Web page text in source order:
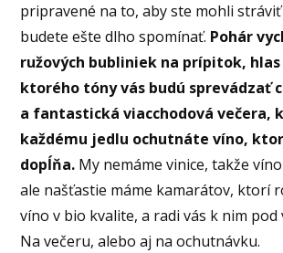
pripravené na to, aby ste mohli
budete ešte dlho spomínať. Pohár
ružových bubliniek na prípitok, hlas
ktorého tóny vás budú sprevádzať
a fantastická viacchodová večera,
každému jedlu ochutnáte víno,
dopĺňa. My nemáme vinice, takže
ale našťastie máme kamarátov, ktorí
víno v bio kvalite, a radi vás k nim pod
Na večeru, alebo aj na ochutnávku.